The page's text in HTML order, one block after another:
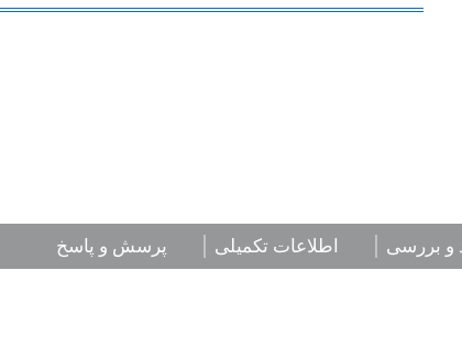
و بررسی اطلاعات تکمیلی پرسش و پاسخ